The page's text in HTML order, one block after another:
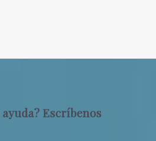
ayuda? Escríbenos